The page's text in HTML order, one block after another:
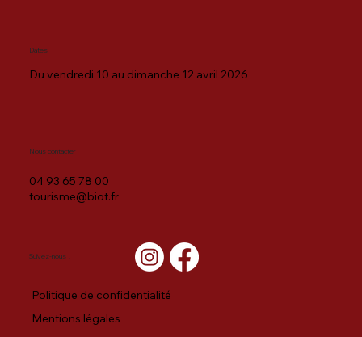
Dates
Du vendredi 10 au dimanche 12 avril 2026
Nous contacter
04 93 65 78 00
tourisme@biot.fr
Politique de confidentialité
Mentions légales
Suivez-nous !